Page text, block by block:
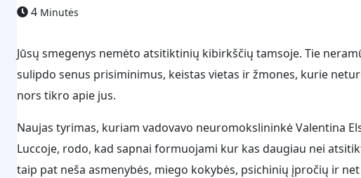
4 Minutės
Jūsų smegenys nemėto atsitiktinių kibirkščių tamsoje. Tie
sulipdo senus prisiminimus, keistas vietas ir žmones, kurie
nors tikro apie jus.
Naujas tyrimas, kuriam vadovavo neuromokslininkė Valentina
Luccoje, rodo, kad sapnai formuojami kur kas daugiau nei
taip pat neša asmenybės, miego kokybės, psichinių įpročių ir